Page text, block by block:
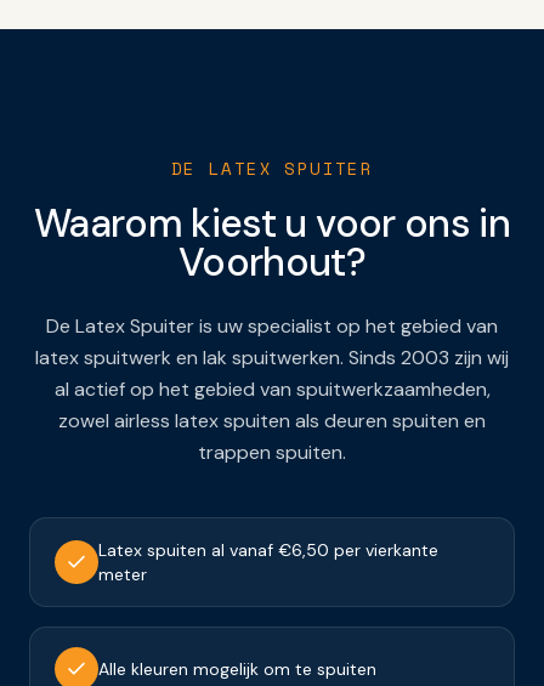
DE LATEX SPUITER
Waarom kiest u voor ons in
Voorhout?
De Latex Spuiter is uw specialist op het gebied van
latex spuitwerk en lak spuitwerken. Sinds 2003 zijn wij
al actief op het gebied van spuitwerkzaamheden,
zowel airless latex spuiten als deuren spuiten en
trappen spuiten.
Latex spuiten al vanaf €6,50 per vierkante
meter
Alle kleuren mogelijk om te spuiten